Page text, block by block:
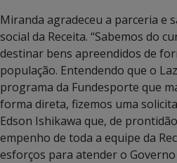
Miranda agradeceu a parceria e
social da Receita. “Sabemos do
destinar bens apreendidos de
população. Entendendo que o
programa da Fundesporte que
forma direta, fizemos uma
Edson Ishikawa que, de
empenho de toda a equipe da
esforços para atender o Governo